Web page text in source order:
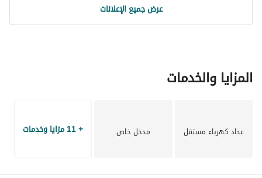
عرض جميع الإعلانات
المزايا والخدمات
عداد كهرباء مستقل مدخل خاص + 11 مزايا وخدمات